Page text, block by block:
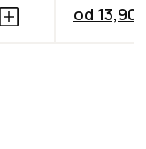
od 13,90